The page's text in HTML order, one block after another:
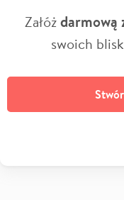
Załóżdarmową
swoich